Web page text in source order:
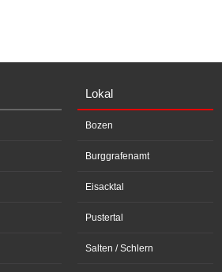
Lokal
Bozen
Burggrafenamt
Eisacktal
Pustertal
Salten / Schlern